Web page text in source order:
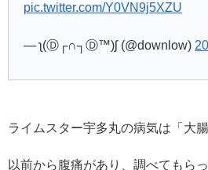
pic.twitter.com/Y0VN9j5XZU
— ʅ(Ⓓ┌∩┐Ⓓ™)ʃ (@downlow)
ライムスター宇多丸の病気は「大
以前から腹痛があり、調べてもら